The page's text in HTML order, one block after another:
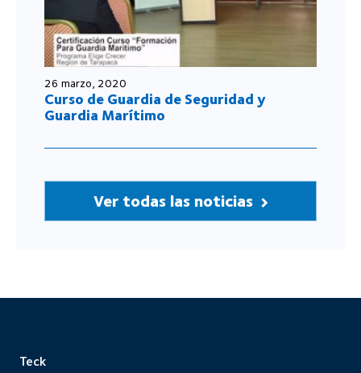
26 marzo, 2020
Curso de Guardia de Seguridad y
Guardia Marítimo
Ver todas las noticias
Teck